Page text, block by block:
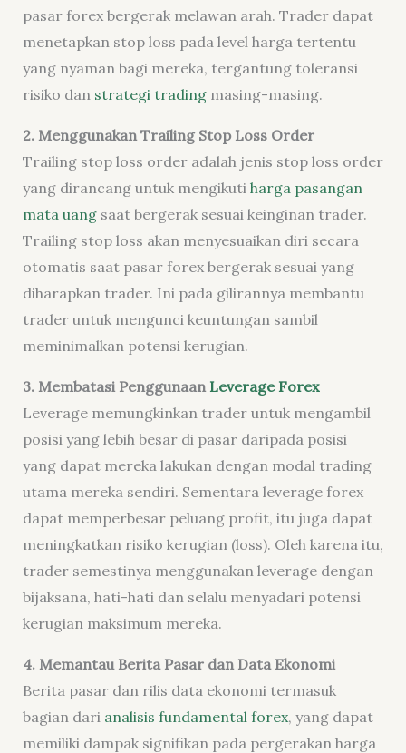
pasar forex bergerak melawan arah. Trader dapat
menetapkan stop loss pada level harga tertentu
yang nyaman bagi mereka, tergantung toleransi
risiko dan strategi tradingmasing-masing.
2. Menggunakan Trailing Stop Loss Order
Trailing stop loss order adalah jenis stop loss order
yang dirancang untuk mengikuti harga pasangan
mata uangsaat bergerak sesuai keinginan trader.
Trailing stop loss akan menyesuaikan diri secara
otomatis saat pasar forex bergerak sesuai yang
diharapkan trader. Ini pada gilirannya membantu
trader untuk mengunci keuntungan sambil
meminimalkan potensi kerugian.
3. Membatasi Penggunaan Leverage Forex
Leverage memungkinkan trader untuk mengambil
posisi yang lebih besar di pasar daripada posisi
yang dapat mereka lakukan dengan modal trading
utama mereka sendiri. Sementara leverage forex
dapat memperbesar peluang profit, itu juga dapat
meningkatkan risiko kerugian (loss). Oleh karena itu,
trader semestinya menggunakan leverage dengan
bijaksana, hati-hati dan selalu menyadari potensi
kerugian maksimum mereka.
4. Memantau Berita Pasar dan Data Ekonomi
Berita pasar dan rilis data ekonomi termasuk
bagian dari analisis fundamental forex, yang dapat
memiliki dampak signifikan pada pergerakan harga